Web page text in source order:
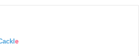
e